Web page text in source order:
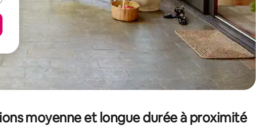
moyenne et longue durée à proximité